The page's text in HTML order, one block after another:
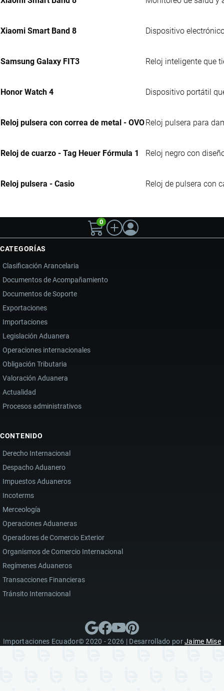
Xiaomi Smart Band 8 Dispositivo
Samsung Galaxy FIT3 Reloj inteligente que
Honor Watch 4 Dispositivo portátil
Reloj pulsera con correa de metal - OVO Reloj pulsera para
Reloj de cuarzo - Tag Heuer Fórmula 1 Reloj negro con
Reloj pulsera - Casio Reloj de pulsera con
0
CATEGORÍAS
Clasificación Arancelaria
Documentos de Acompañamiento
Documentos de Soporte
Exportaciones
Importaciones
Legislación Aduanera
Operaciones internacionales
Obligación Tributaria
Valoración Aduanera
Actualidad
Procesos administrativos
CONTENIDO
Derecho Internacional
Despacho Aduanero
Impuestos Aduaneros
Incoterms
Merceología
Operaciones Aduaneras
Operadores de Comercio Exterior
Organismos de Comercio Internacional
Regímenes Aduaneros
Transacciones Financieras
Tránsito Internacional
Importaciones Ecuador© 2020 - 2026 | Desarrollado porJaime Mise